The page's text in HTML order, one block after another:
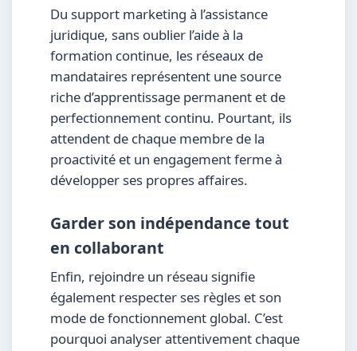
Du support marketing à l’assistance
juridique, sans oublier l’aide à la
formation continue, les réseaux de
mandataires représentent une source
riche d’apprentissage permanent et de
perfectionnement continu. Pourtant, ils
attendent de chaque membre de la
proactivité et un engagement ferme à
développer ses propres affaires.
Garder son indépendance tout
en collaborant
Enfin, rejoindre un réseau signifie
également respecter ses règles et son
mode de fonctionnement global. C’est
pourquoi analyser attentivement chaque